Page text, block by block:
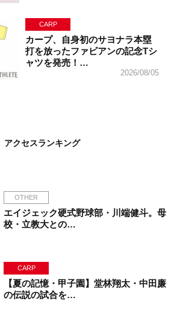
CARP
カープ、自身初のサヨナラ本塁
打を放ったファビアンの記念Tシ
ャツを発売！…
2026/08/05
アクセスランキング
OTHER
エイジェック硬式野球部・川端健斗。母
校・立教大との…
CARP
【夏の記憶・甲子園】堂林翔太・中田廉
の伝説の試合を…